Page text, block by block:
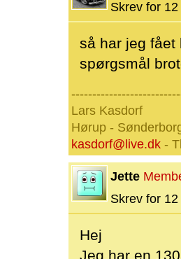
Skrev for
så har jeg fået
spørgsmål
Lars Kasdorf
Hørup -
kasdorf@live.dk -
Jette
Skrev for
Hej